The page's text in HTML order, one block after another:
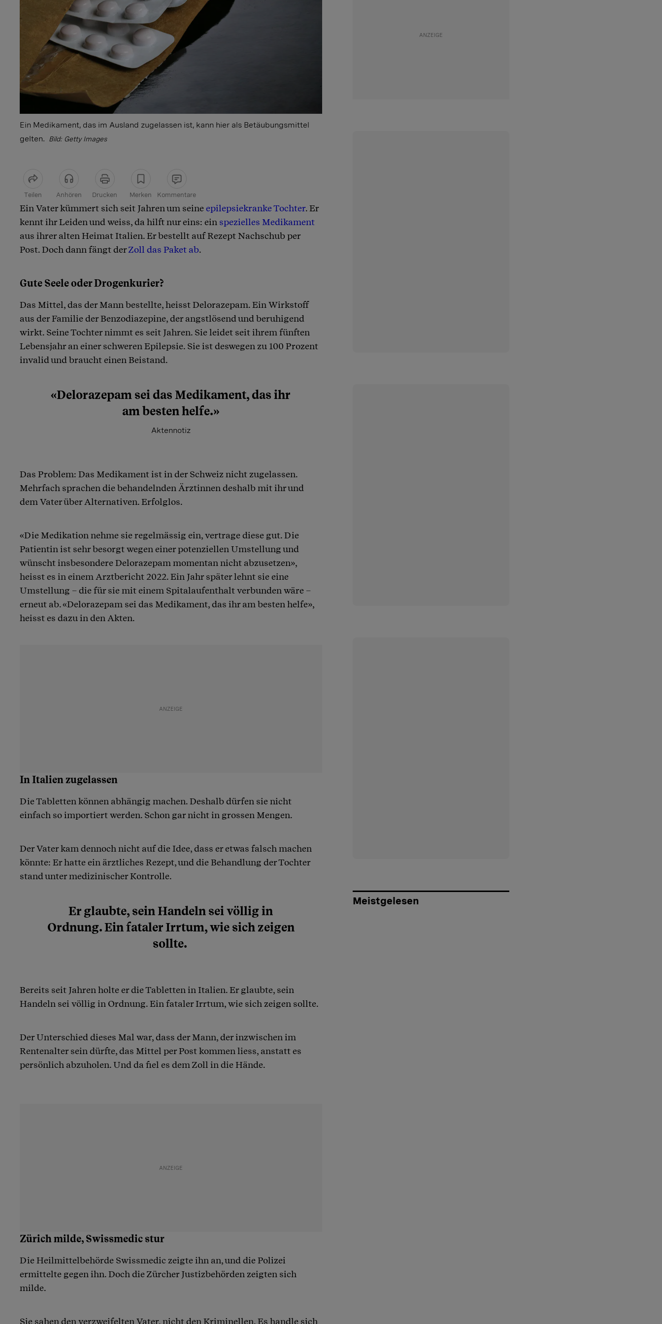
Ein Medikament, das im Ausland zugelassen ist, kann hier als Betäubungsmittel
gelten.
Bild: Getty Images
Teilen Anhören Drucken Merken Kommentare
Artikel teilen
Ein Vater kümmert sich seit Jahren um seineepilepsiekranke Tochter. Er
kennt ihr Leiden und weiss, da hilft nur eins: ein spezielles Medikament
aus ihrer alten Heimat Italien. Er bestellt auf Rezept Nachschub per
Post. Doch dann fängt derZoll das Paket ab.
Gute Seele oder Drogenkurier?
Das Mittel, das der Mann bestellte, heisst Delorazepam. Ein Wirkstoff
aus der Familie der Benzodiazepine, der angstlösend und beruhigend
wirkt. Seine Tochter nimmt es seit Jahren. Sie leidet seit ihrem fünften
Lebensjahr an einer schweren Epilepsie. Sie ist deswegen zu 100 Prozent
invalid und braucht einen Beistand.
«Delorazepam sei das Medikament, das ihr
am besten helfe.»
Aktennotiz
Das Problem: Das Medikament ist in der Schweiz nicht zugelassen.
Mehrfach sprachen die behandelnden Ärztinnen deshalb mit ihr und
dem Vater über Alternativen. Erfolglos.
«Die Medikation nehme sie regelmässig ein, vertrage diese gut. Die
Patientin ist sehr besorgt wegen einer potenziellen Umstellung und
wünscht insbesondere Delorazepam momentan nicht abzusetzen»,
heisst es in einem Arztbericht 2022. Ein Jahr später lehnt sie eine
Umstellung – die für sie mit einem Spitalaufenthalt verbunden wäre –
erneut ab. «Delorazepam sei das Medikament, das ihr am besten helfe»,
heisst es dazu in den Akten.
In Italien zugelassen
Die Tabletten können abhängig machen. Deshalb dürfen sie nicht
einfach so importiert werden. Schon gar nicht in grossen Mengen.
Der Vater kam dennoch nicht auf die Idee, dass er etwas falsch machen
könnte: Er hatte ein ärztliches Rezept, und die Behandlung der Tochter
stand unter medizinischer Kontrolle.
Er glaubte, sein Handeln sei völlig in
Ordnung. Ein fataler Irrtum, wie sich zeigen
sollte.
Bereits seit Jahren holte er die Tabletten in Italien. Er glaubte, sein
Handeln sei völlig in Ordnung. Ein fataler Irrtum, wie sich zeigen sollte.
Der Unterschied dieses Mal war, dass der Mann, der inzwischen im
Rentenalter sein dürfte, das Mittel per Post kommen liess, anstatt es
persönlich abzuholen. Und da fiel es dem Zoll in die Hände.
Zürich milde, Swissmedic stur
Die Heilmittelbehörde Swissmedic zeigte ihn an, und die Polizei
ermittelte gegen ihn. Doch die Zürcher Justizbehörden zeigten sich
milde.
Sie sahen den verzweifelten Vater, nicht den Kriminellen. Es handle sich
Meistgelesen